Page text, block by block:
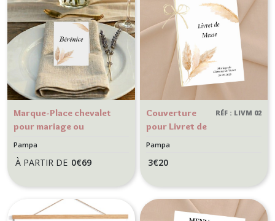
Marque-Place chevalet
pour mariage ou
anniversaire, thème
Motif Herbe de la Pampa
Pampa
À PARTIR DE 0€69
Couverture
pour Livret de
Messe
pour mariage
bohème -
RÉF : LIVM 02
Pampa
3€20